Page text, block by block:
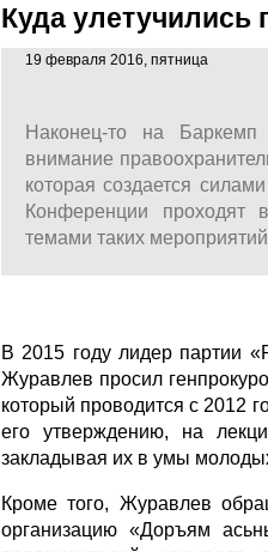
Куда улетучились
19 февраля 2016, пятница
Наконец-то на
внимание
которая создается
Конференции проходят
темами таких
В 2015 году лидер партии
Журавлев просил
который проводится с 2012
его утверждению, на
закладывая их в умы
Кроме того, Журавлев
организацию «Доръям